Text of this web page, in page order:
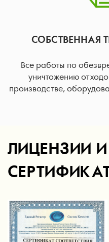
СОБСТВЕННАЯ
Все работы по
уничтожению
производстве,
ЛИЦЕНЗИИ И